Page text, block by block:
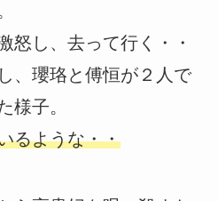
怒し、去って行く・・
、瓔珞と傅恒が２人で
様子。
るような・・